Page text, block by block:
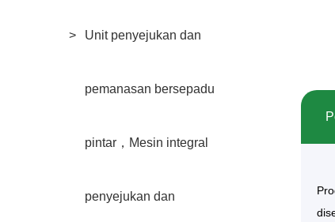
Unit penyejukan dan
pemanasan bersepadu
pintar，Mesin integral
penyejukan dan